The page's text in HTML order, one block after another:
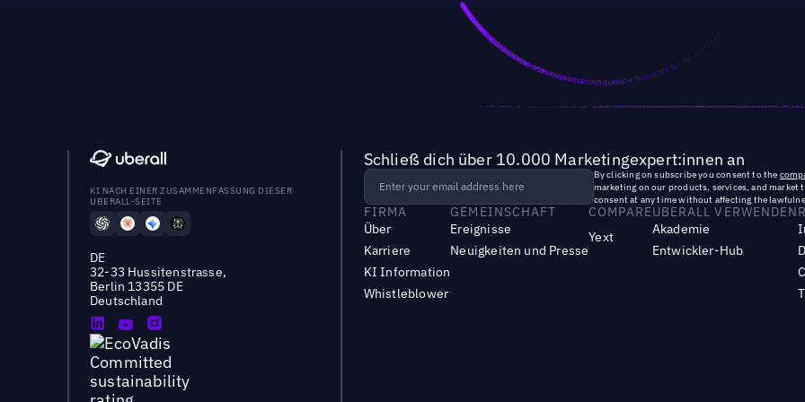
KI NACH EINER ZUSAMMENFASSUNG DIESER
UBERALL-SEITE
DE
32-33 Hussitenstrasse,
Berlin 13355 DE
Deutschland
Schließ dich über 10.000 Marketingexpert:innen an
By clicking on subscribe you consent to the
marketing on our products, services, and market
consent at any time without affecting the
FIRMA
Über
Karriere
KI Information
Whistleblower
GEMEINSCHAFT
Ereignisse
Neuigkeiten und Presse
COMPARE
Yext
UBERALL VERWENDEN
Akademie
Entwickler-Hub